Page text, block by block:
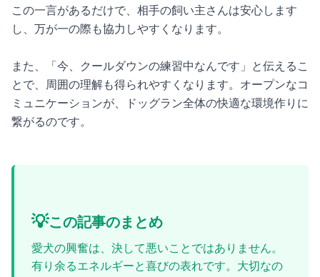
この一言があるだけで、相手の飼い主さんは安心します
し、万が一の際も協力しやすくなります。
また、「今、クールダウンの練習中なんです」と伝えるこ
とで、周囲の理解も得られやすくなります。オープンなコ
ミュニケーションが、ドッグラン全体の快適な環境作りに
繋がるのです。
💡この記事のまとめ
愛犬の興奮は、決して悪いことではありません。
有り余るエネルギーと喜びの表れです。大切なの